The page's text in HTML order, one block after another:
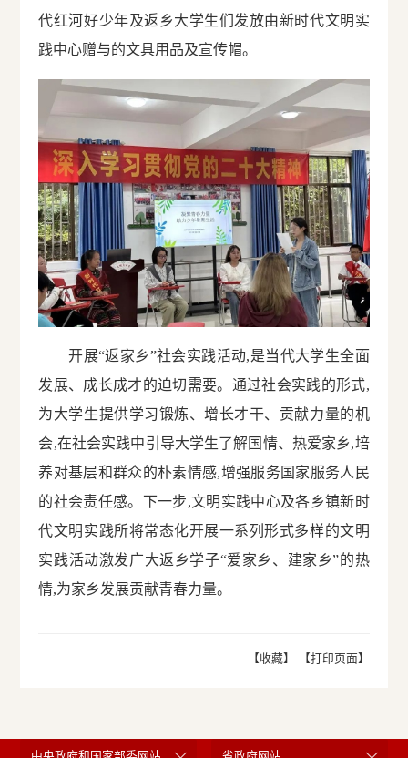
代红河好少年及返乡大学生们发放由新时代文明实
践中心赠与的文具用品及宣传帽。
开展“返家乡”社会实践活动,是当代大学生全面
发展、成长成才的迫切需要。通过社会实践的形式,
为大学生提供学习锻炼、增长才干、贡献力量的机
会,在社会实践中引导大学生了解国情、热爱家乡,培
养对基层和群众的朴素情感,增强服务国家服务人民
的社会责任感。下一步,文明实践中心及各乡镇新时
代文明实践所将常态化开展一系列形式多样的文明
实践活动激发广大返乡学子“爱家乡、建家乡”的热
情,为家乡发展贡献青春力量。
【收藏】 【打印页面】